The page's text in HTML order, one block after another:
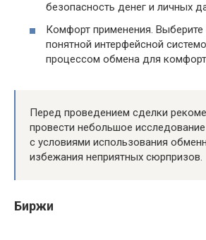
безопасность денег и личных
Комфорт применения.
понятной интерфейсной
процессом обмена для
Перед проведением сделки
провести небольшое
с условиями использования
избежания неприятных сюрпризов.
Биржи